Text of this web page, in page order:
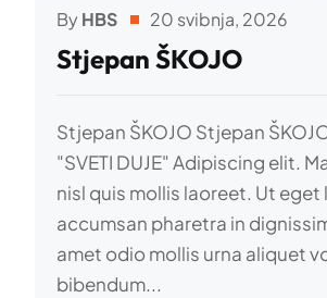
ByHBS 20 svibnja, 2026
Stjepan ŠKOJO
Stjepan ŠKOJO Stjepan
"SVETI DUJE" Adipiscing elit.
nisl quis mollis laoreet. Ut eget
accumsan pharetra in
amet odio mollis urna aliquet
bibendum...